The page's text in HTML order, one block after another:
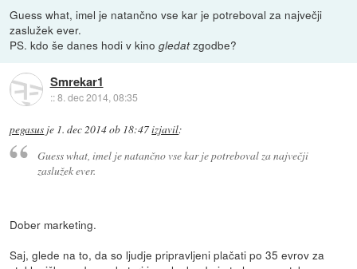
Guess what, imel je natančno vse kar je potreboval za največji
zaslužek ever.
PS. kdo še danes hodi v kinogledatzgodbe?
Smrekar1
::8. dec 2014, 08:35
pegasus je 1. dec 2014 ob 18:47izjavil:
Guess what, imel je natančno vse kar je potreboval za največji
zaslužek ever.
Dober marketing.
Saj, glede na to, da so ljudje pripravljeni plačati po 35 evrov za